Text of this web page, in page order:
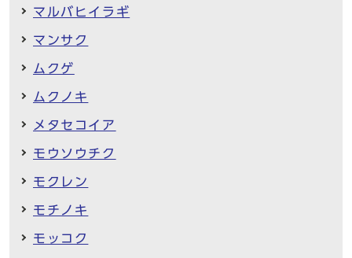
マルバヒイラギ
マンサク
ムクゲ
ムクノキ
メタセコイア
モウソウチク
モクレン
モチノキ
モッコク